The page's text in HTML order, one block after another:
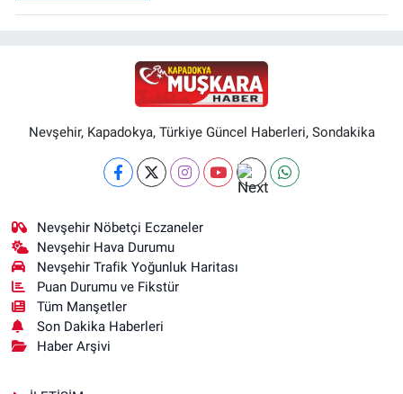
Nevşehir, Kapadokya, Türkiye Güncel Haberleri, Sondakika
Nevşehir Nöbetçi Eczaneler
Nevşehir Hava Durumu
Nevşehir Trafik Yoğunluk Haritası
Puan Durumu ve Fikstür
Tüm Manşetler
Son Dakika Haberleri
Haber Arşivi